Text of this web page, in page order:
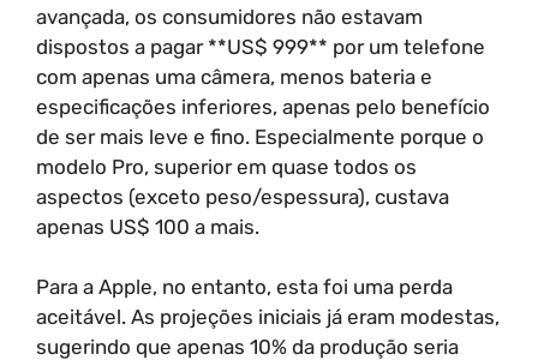
avançada, os consumidores não estavam
dispostos a pagar **US$ 999** por um telefone
com apenas uma câmera, menos bateria e
especificações inferiores, apenas pelo benefício
de ser mais leve e fino. Especialmente porque o
modelo Pro, superior em quase todos os
aspectos (exceto peso/espessura), custava
apenas US$ 100 a mais.
Para a Apple, no entanto, esta foi uma perda
aceitável. As projeções iniciais já eram modestas,
sugerindo que apenas 10% da produção seria